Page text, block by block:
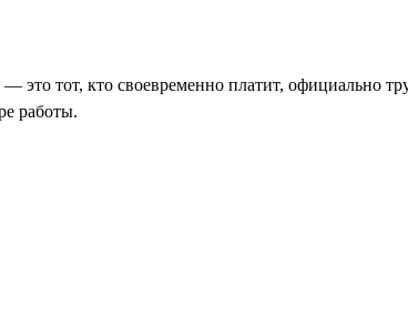
тот, кто своевременно платит, официально
работы.